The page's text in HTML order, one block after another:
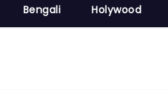
Bengali Holywood